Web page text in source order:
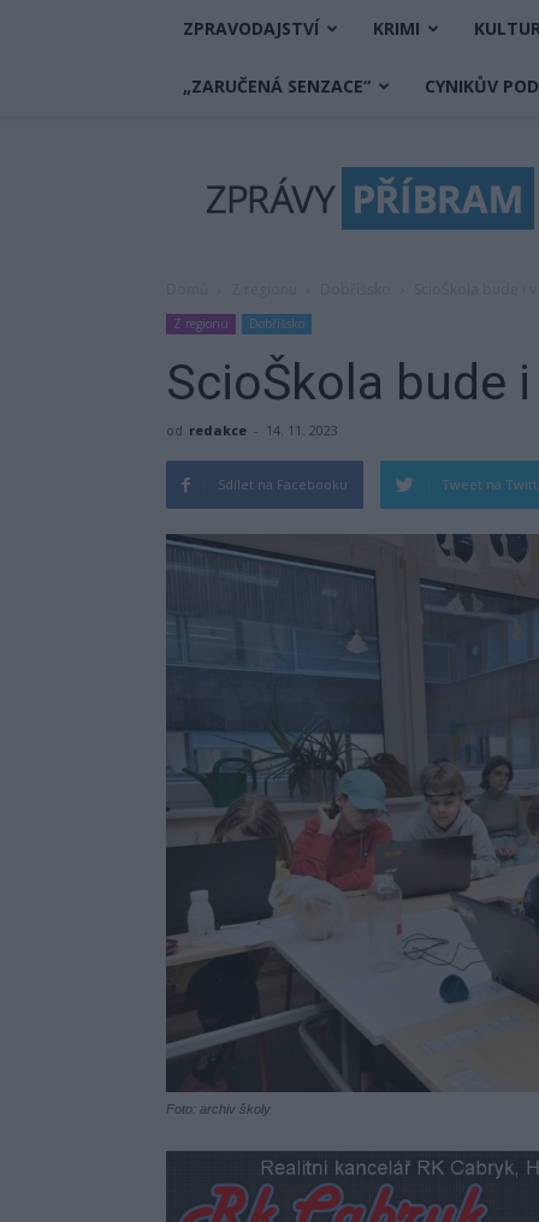
ZPRAVODAJSTVÍ KRIMI
„ZARUČENÁ SENZACE“ CYNIKŮV
Příbram
Z regionu Dobříšsko
ScioŠkola bude
od redakce - 14. 11. 2023
Sdílet na Facebooku Tweet na
Foto: archiv školy